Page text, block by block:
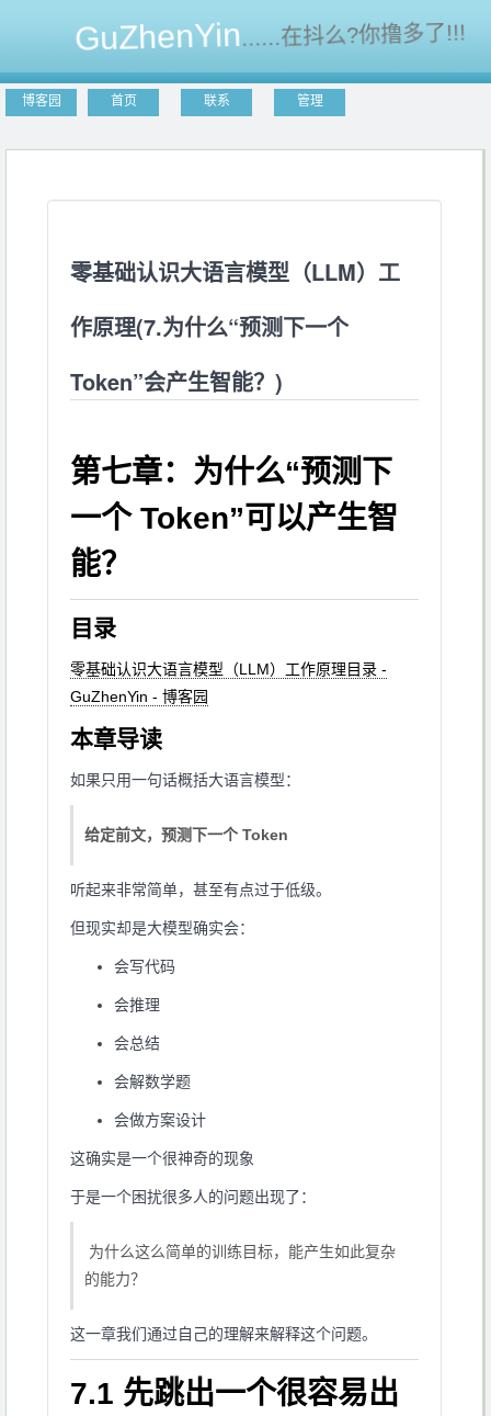
GuZhenYin
博客园 首页 联系 管理
零基础认识大语言模型（LLM）工
作原理(7.为什么“预测下一个
Token”会产生智能？)
第七章：为什么“预测下
一个 Token”可以产生智
能？
目录
零基础认识大语言模型（LLM）工作原理目录 -
GuZhenYin - 博客园
本章导读
如果只用一句话概括大语言模型：
给定前文，预测下一个 Token
听起来非常简单，甚至有点过于低级。
但现实却是大模型确实会：
会写代码
会推理
会总结
会解数学题
会做方案设计
这确实是一个很神奇的现象
于是一个困扰很多人的问题出现了：
为什么这么简单的训练目标，能产生如此复杂
的能力？
这一章我们通过自己的理解来解释这个问题。
7.1 先跳出一个很容易出